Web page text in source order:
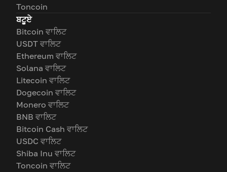
Toncoin
ਬਟੂਏ
Bitcoin ਵਾਲਿਟ
USDT ਵਾਲਿਟ
Ethereum ਵਾਲਿਟ
Solana ਵਾਲਿਟ
Litecoin ਵਾਲਿਟ
Dogecoin ਵਾਲਿਟ
Monero ਵਾਲਿਟ
BNB ਵਾਲਿਟ
Bitcoin Cash ਵਾਲਿਟ
USDC ਵਾਲਿਟ
Shiba Inu ਵਾਲਿਟ
Toncoin ਵਾਲਿਟ